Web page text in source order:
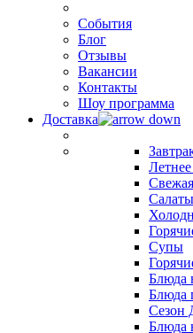
События
Блог
Отзывы
Вакансии
Контакты
Шоу программа
Доставка
Салаты
Супы
Блюда
Блюда
Сезон
Блюда